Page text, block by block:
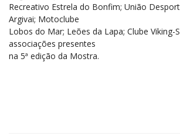
Recreativo Estrela do Bonfim; União
Argivai; Motoclube
Lobos do Mar; Leões da Lapa; Clube Viking-
associações presentes
na 5ª edição da Mostra.